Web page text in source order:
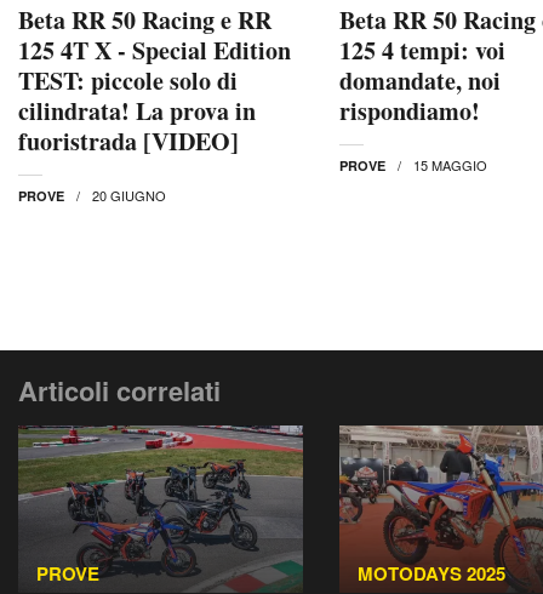
Beta RR 50 Racing e RR
125 4T X - Special Edition
TEST: piccole solo di
cilindrata! La prova in
fuoristrada [VIDEO]
PROVE 20 GIUGNO
Beta RR 50 Racing
125 4 tempi: voi
domandate, noi
rispondiamo!
PROVE 15 MAGGIO
Articoli correlati
PROVE MOTODAYS 2025